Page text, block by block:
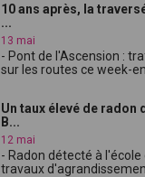
10 ans après, la
...
13 mai
- Pont de l'Ascension :
sur les routes ce week-
Un taux élevé de radon
B...
12 mai
- Radon détecté à
travaux